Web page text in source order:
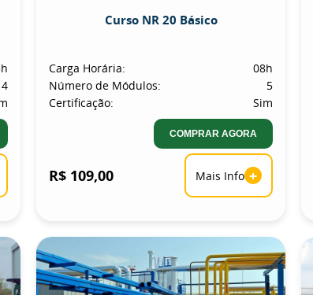
4
Curso NR 20 Básico
Carga Horária:
08h
Número de Módulos:
5
Certificação:
Sim
COMPRAR AGORA
R$ 109,00 Mais Info +